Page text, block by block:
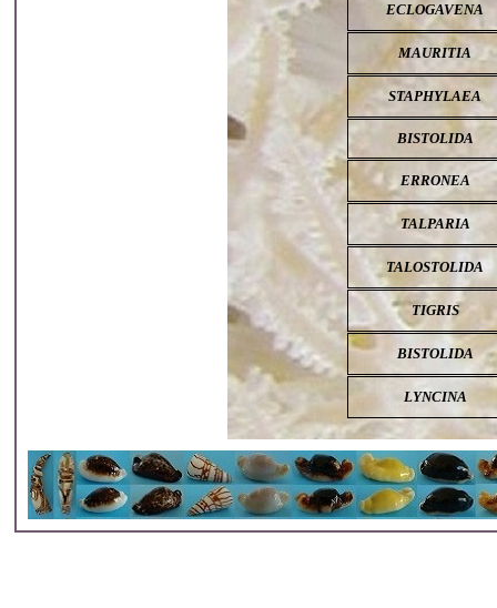
ECLOGAVENA
MAURITIA
STAPHYLAEA
BISTOLIDA
ERRONEA
TALPARIA
TALOSTOLIDA
TIGRIS
BISTOLIDA
LYNCINA